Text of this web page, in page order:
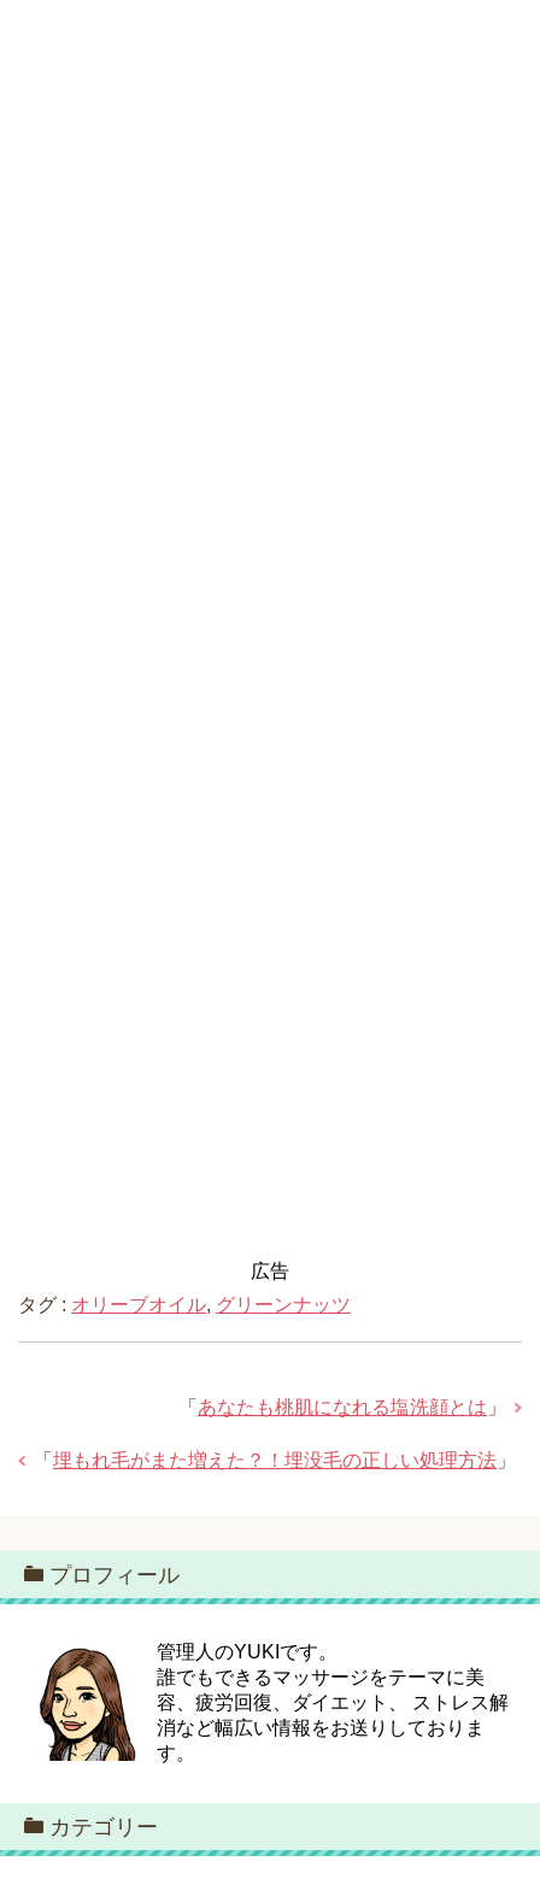
広告
タグ : オリーブオイル, グリーンナッツ
「 あなたも桃肌になれる塩洗顔とは 」
「 埋もれ毛がまた増えた？！埋没毛の正しい処理方法 」
プロフィール
管理人のYUKIです。
誰でもできるマッサージをテーマに美
容、疲労回復、ダイエット、 ストレス解
消など幅広い情報をお送りしておりま
す。
カテゴリー